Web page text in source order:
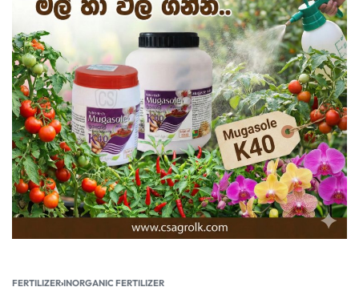
FERTILIZER›INORGANIC FERTILIZER